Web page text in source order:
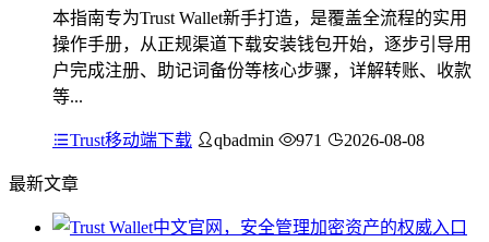
本指南专为Trust Wallet新手打造，是覆盖全流程的实用
操作手册，从正规渠道下载安装钱包开始，逐步引导用
户完成注册、助记词备份等核心步骤，详解转账、收款
等...
Trust移动端下载 qbadmin 971 2026-08-08
最新文章